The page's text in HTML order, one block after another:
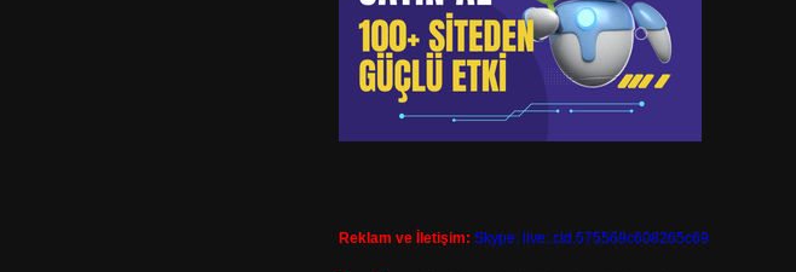
Reklam ve İletişim: Skype: live:.cid.575569c608265c69